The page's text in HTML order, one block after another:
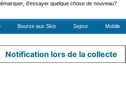
d'essayer quelque chose de nouveau?
Bourse aux Skis Sejour Mobile
Notification lors de la collecte